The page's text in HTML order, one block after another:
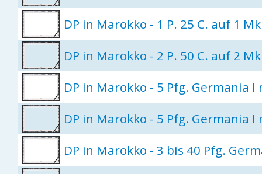
DP in Marokko - 1 P. 25 C. auf 1
DP in Marokko - 2 P. 50 C. auf 2
DP in Marokko - 5 Pfg. Germania
DP in Marokko - 5 Pfg. Germania
DP in Marokko - 3 bis 40 Pfg.